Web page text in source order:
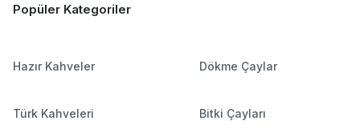
Popüler Kategoriler
Hazır Kahveler Dökme Çaylar
Türk Kahveleri Bitki Çayları